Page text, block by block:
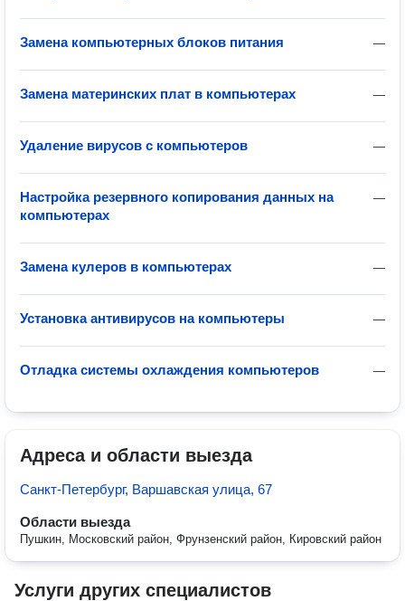
—
Замена компьютерных блоков питания
—
Замена материнских плат в компьютерах
—
Удаление вирусов с компьютеров
—
Настройка резервного копирования данных на
компьютерах
—
Замена кулеров в компьютерах
—
Установка антивирусов на компьютеры
—
Отладка системы охлаждения компьютеров
Адреса и области выезда
Санкт-Петербург, Варшавская улица, 67
Области выезда
Пушкин, Московский район, Фрунзенский район, Кировский район
Услуги других специалистов